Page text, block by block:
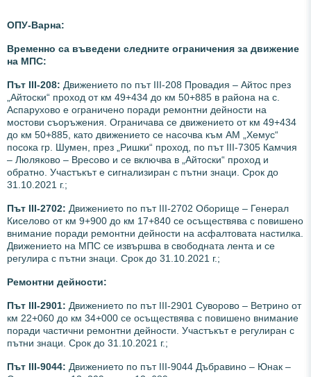
ОПУ-Варна:
Временно са въведени следните ограничения за движение
на МПС:
Път III-208: Движението по път III-208 Провадия – Айтос през
„Айтоски“ проход от км 49+434 до км 50+885 в района на с.
Аспарухово е ограничено поради ремонтни дейности на
мостови съоръжения. Ограничава се движението от км 49+434
до км 50+885, като движението се насочва към АМ „Хемус“
посока гр. Шумен, през „Ришки“ проход, по път III-7305 Камчия
– Люляково – Вресово и се включва в „Айтоски“ проход и
обратно. Участъкът е сигнализиран с пътни знаци. Срок до
31.10.2021 г.;
Път III-2702: Движението по път III-2702 Оборище – Генерал
Киселово от км 9+900 до км 17+840 се осъществява с повишено
внимание поради ремонтни дейности на асфалтовата настилка.
Движението на МПС се извършва в свободната лента и се
регулира с пътни знаци. Срок до 31.10.2021 г.;
Ремонтни дейности:
Път III-2901: Движението по път III-2901 Суворово – Ветрино от
км 22+060 до км 34+000 се осъществява с повишено внимание
поради частични ремонтни дейности. Участъкът е регулиран с
пътни знаци. Срок до 31.10.2021 г.;
Път III-9044: Движението по път III-9044 Дъбравино – Юнак –